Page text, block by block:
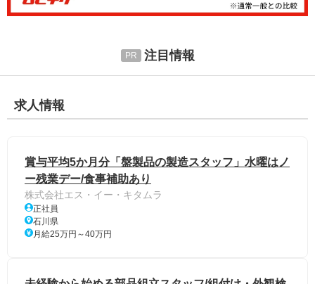
注目情報
求人情報
賞与平均5か月分「盤製品の製造スタッフ」水曜はノ
ー残業デー/食事補助あり
株式会社エス・イー・キタムラ
正社員
石川県
月給25万円～40万円